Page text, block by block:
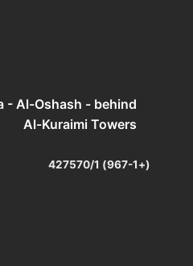
- Al-Oshash - behind
Al-Kuraimi Towers
(+967-1) 427570/1